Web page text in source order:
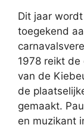
Dit jaar
toegekend
1978 reikt
van de
de
gemaakt.
en muzikant